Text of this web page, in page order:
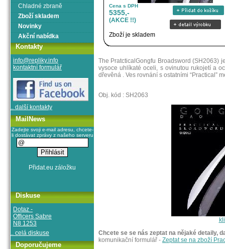
Cena s DPH
5355,-
(AKCE !!)
Zboží je skladem
The PratcticalGongfu Broadsword (SH2063)
vysoce uhlíkaté oceli, s ovinutou rukojetí a
dřevěná . Ves rovnání s ostatními “Practical”
Obj. kód : SH2063
Chcete se se nás zeptat na nějaké detaily,
komunikační formulář - Zeptat se na zboží
Chladné zbraně
Zboží skladem
Novinky
Akční nabídka
Kontakty
info@repliky.info
kontaktní formulář
.. další kontakty
MailNews
Zadejte svoji e-mail adresu, chcete-
li dostávat zprávy z našeho serveru
Diskuse
Dotaz -
Officers Sabre
N8 1253
.. celá diskuse
Doporučujeme